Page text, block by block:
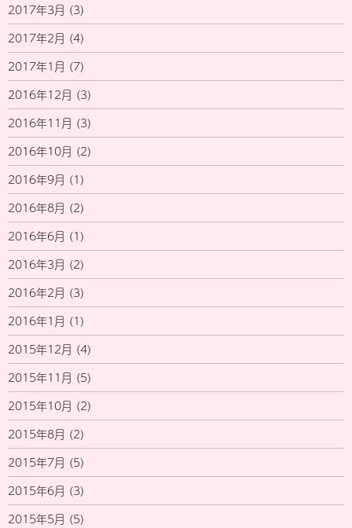
2017年3月 (3)
2017年2月 (4)
2017年1月 (7)
2016年12月 (3)
2016年11月 (3)
2016年10月 (2)
2016年9月 (1)
2016年8月 (2)
2016年6月 (1)
2016年3月 (2)
2016年2月 (3)
2016年1月 (1)
2015年12月 (4)
2015年11月 (5)
2015年10月 (2)
2015年8月 (2)
2015年7月 (5)
2015年6月 (3)
2015年5月 (5)